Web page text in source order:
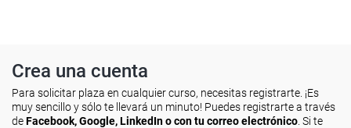
Crea una cuenta
Para solicitar plaza en cualquier curso, necesitas registrarte. ¡Es
muy sencillo y sólo te llevará un minuto! Puedes registrarte a través
deFacebook, Google, LinkedIn o con tu correo electrónico . Si te